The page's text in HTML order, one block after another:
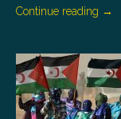
Continue reading →